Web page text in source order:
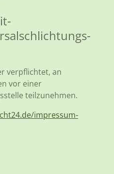
verpflichtet, an
vor einer
teilzunehmen.
impressum-